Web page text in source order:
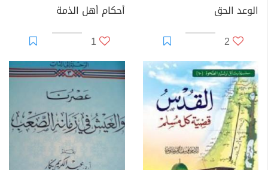
الوعد الحق
2
أحكام أهل الذمة
1